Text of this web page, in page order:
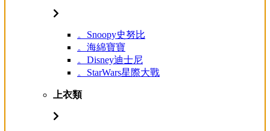
。Snoopy史努比
。海綿寶寶
。Disney迪士尼
。StarWars星際大戰
上衣類